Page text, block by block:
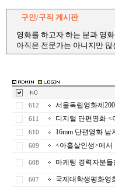
구인/구직 게시판
영화를 하고자 하는 분과 영
아직은 전문가는 아니지만
612 서울독립영화제
611 디지털 단편영화 <
610 16mm 단편영화 남
609 <아홉살인생>에
608 마케팅 경력자분들
607 국제대학생평화영